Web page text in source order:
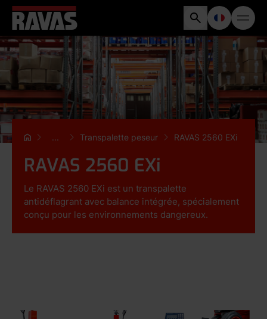
... Transpalette peseur RAVAS 2560 EXi
RAVAS 2560 EXi
Le RAVAS 2560 EXi est un transpalette
antidéflagrant avec balance intégrée, spécialement
conçu pour les environnements dangereux.